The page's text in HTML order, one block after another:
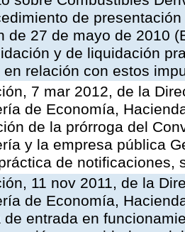
de
de 27 de mayo de 2010
y de liquidación
en relación con estos
7 mar 2012, de la
de Economía,
de la prórroga del
y la empresa pública
de notificaciones,
11 nov 2011, de la
de Economía,
de entrada en